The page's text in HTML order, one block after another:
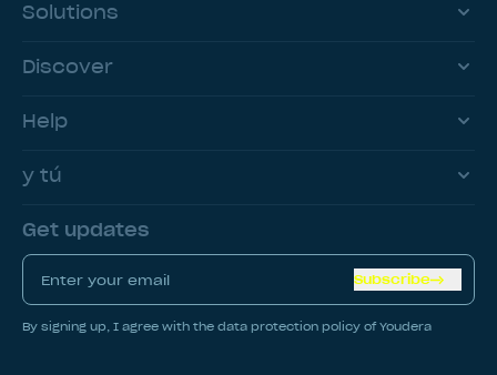
Solutions
Discover
Help
y tú
Get updates
Subscribe
By signing up, I agree with the data protection policy of Youdera